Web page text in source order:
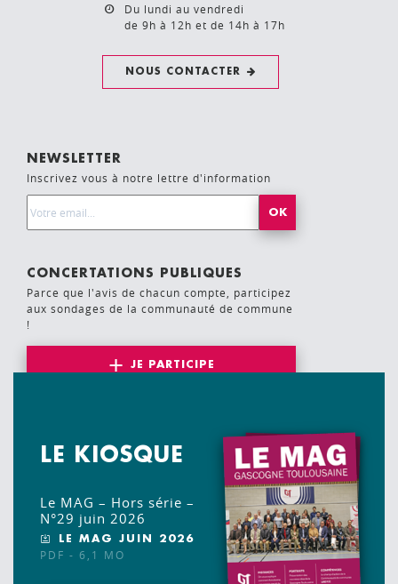
Du lundi au vendredi
de 9h à 12h et de 14h à 17h
NOUS CONTACTER
NEWSLETTER
Inscrivez vous à notre lettre d'information
CONCERTATIONS PUBLIQUES
Parce que l'avis de chacun compte, participez
aux sondages de la communauté de commune
!
JE PARTICIPE
LE KIOSQUE
Le MAG – Hors série –
N°29 juin 2026
LE MAG JUIN 2026
PDF - 6,1 MO